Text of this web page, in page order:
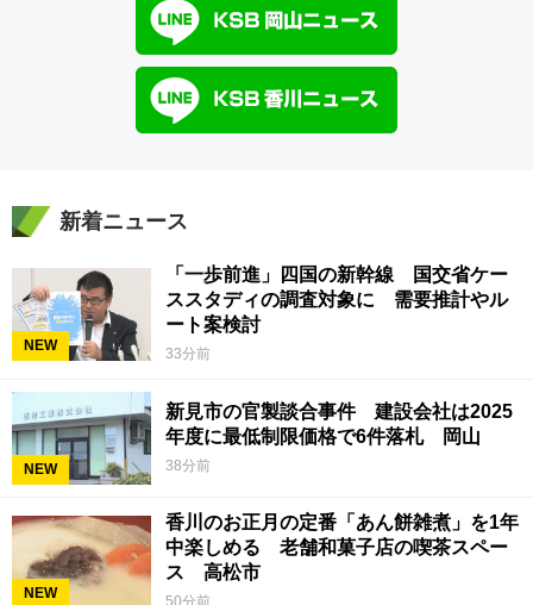
新着ニュース
NEW
「一歩前進」四国の新幹線 国交省ケー
ススタディの調査対象に 需要推計やル
ート案検討
33分前
NEW
新見市の官製談合事件 建設会社は2025
年度に最低制限価格で6件落札 岡山
38分前
NEW
香川のお正月の定番「あん餅雑煮」を1年
中楽しめる 老舗和菓子店の喫茶スペー
ス 高松市
50分前